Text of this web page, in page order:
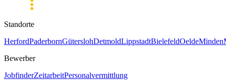
Standorte
HerfordPaderbornGüterslohDetmoldLippstadtBielefeldOeldeMinden
Bewerber
JobfinderZeitarbeitPersonalvermittlung